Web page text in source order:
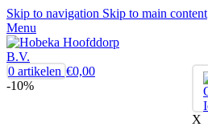
Skip to navigation Skip to main content
Menu
X
0 artikelen €0,00
-10%